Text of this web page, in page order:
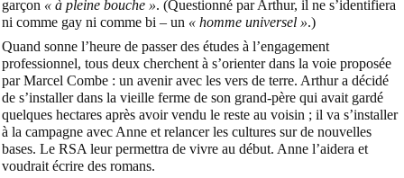
garçon « à pleine bouche ». (Questionné par Arthur, il ne s’identifiera
ni comme gay ni comme bi – un « homme universel ».)
Quand sonne l’heure de passer des études à l’engagement
professionnel, tous deux cherchent à s’orienter dans la voie proposée
par Marcel Combe : un avenir avec les vers de terre. Arthur a décidé
de s’installer dans la vieille ferme de son grand-père qui avait gardé
quelques hectares après avoir vendu le reste au voisin ; il va s’installer
à la campagne avec Anne et relancer les cultures sur de nouvelles
bases. Le RSA leur permettra de vivre au début. Anne l’aidera et
voudrait écrire des romans.